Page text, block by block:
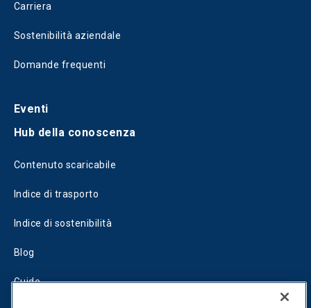
Carriera
Sostenibilità aziendale
Domande frequenti
Eventi
Hub della conoscenza
Contenuto scaricabile
Indice di trasporto
Indice di sostenibilità
Blog
Guide